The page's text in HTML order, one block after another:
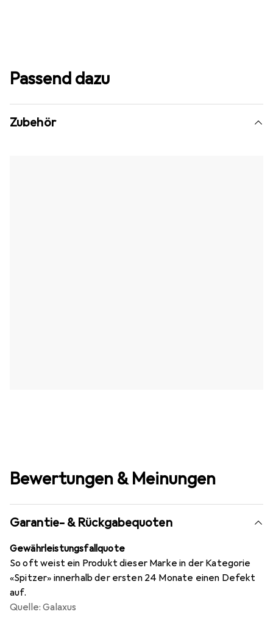
Passend dazu
Zubehör
Bewertungen & Meinungen
Garantie- & Rückgabequoten
Gewährleistungsfallquote
So oft weist ein Produkt dieser Marke in der Kategorie
«Spitzer» innerhalb der ersten 24 Monate einen Defekt
auf.
Quelle: Galaxus